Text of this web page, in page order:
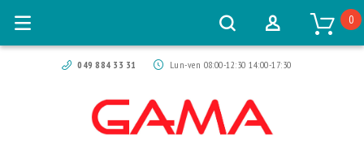
049 884 33 31 Lun-ven 08:00-12:30 14:00-17:30
0